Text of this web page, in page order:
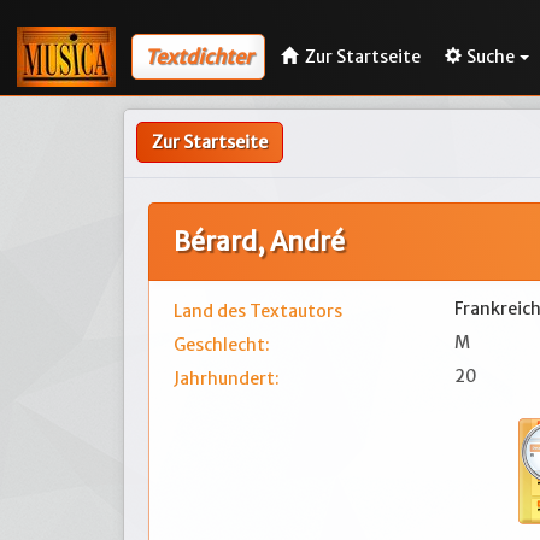
Textdichter Zur Startseite Suche
Zur Startseite
Bérard, André
Land des Textautors
Frankreich
Geschlecht:
M
Jahrhundert:
20